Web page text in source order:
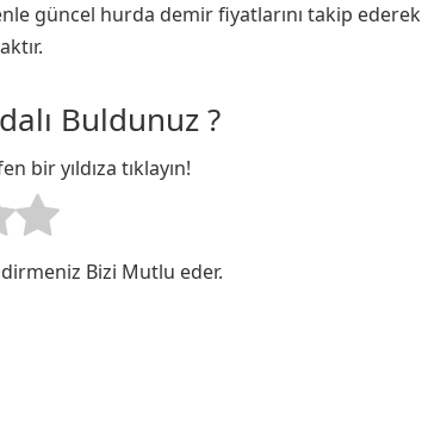
güncel hurda demir fiyatlarını takip ederek
Buldunuz ?
bir yıldıza tıklayın!
Bizi Mutlu eder.